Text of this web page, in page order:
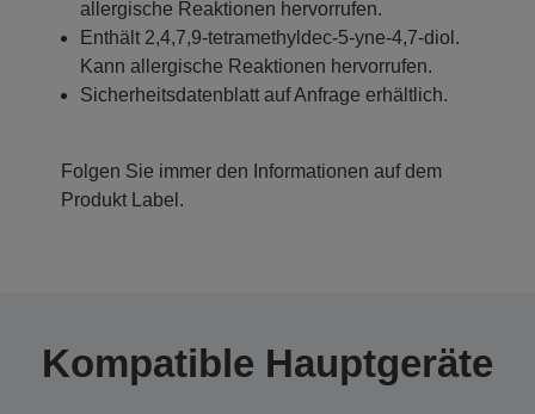
allergische Reaktionen hervorrufen.
Enthält 2,4,7,9-tetramethyldec-5-yne-4,7-diol.
Kann allergische Reaktionen hervorrufen.
Sicherheitsdatenblatt auf Anfrage erhältlich.
Folgen Sie immer den Informationen auf dem
Produkt Label.
Kompatible Hauptgeräte